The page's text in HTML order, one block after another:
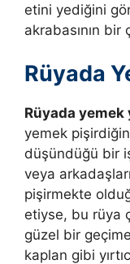
etini yediğini
akrabasının
Rüyada
Rüyada yemek
yemek
düşündüğü bir
veya
pişirmekte
etiyse, bu rüya
güzel bir
kaplan gibi